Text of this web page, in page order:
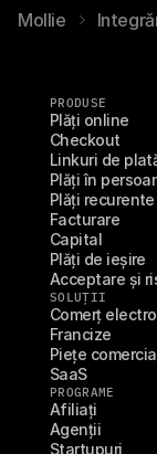
Mollie
PRODUSE
Plăți online
Checkout
Linkuri de
Plăți în
Plăți recurente
Facturare
Capital
Plăți de ieșire
Acceptare și
SOLUȚII
Comerț
Francize
Piețe
SaaS
PROGRAME
Afiliați
Agenții
Startupuri